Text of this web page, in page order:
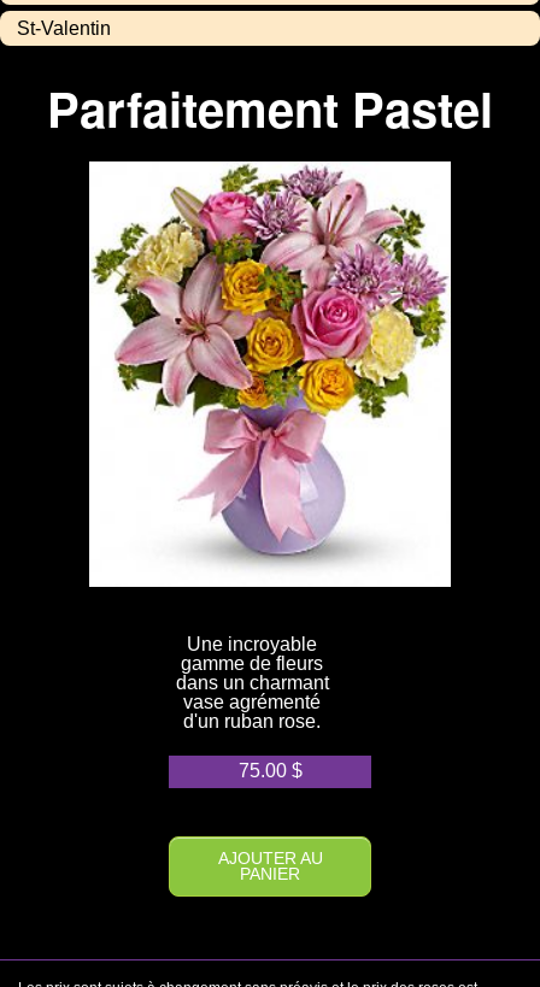
St-Valentin
Parfaitement Pastel
Une incroyable
gamme de fleurs
dans un charmant
vase agrémenté
d'un ruban rose.
75.00 $
AJOUTER AU
PANIER